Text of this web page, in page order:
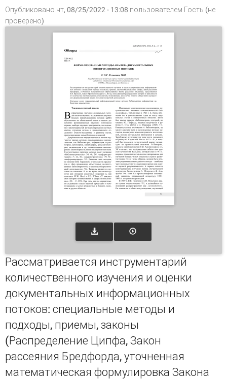
Опубликовано чт, 08/25/2022 - 13:08 пользователем Гость (не
проверено)
Рассматривается инструментарий
количественного изучения и оценки
документальных информационных
потоков: специальные методы и
подходы, приемы, законы
(Распределение Ципфа, Закон
рассеяния Бредфорда, уточненная
математическая формулировка Закона